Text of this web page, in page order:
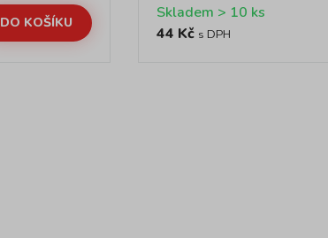
DO KOŠÍKU
Skladem > 10 ks
44 Kč s DPH